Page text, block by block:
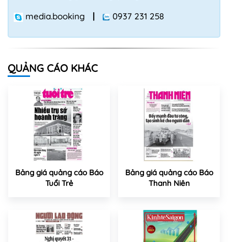
media.booking | 0937 231 258
QUẢNG CÁO KHÁC
Bảng giá quảng cáo Báo
Tuổi Trẻ
Bảng giá quảng cáo Báo
Thanh Niên